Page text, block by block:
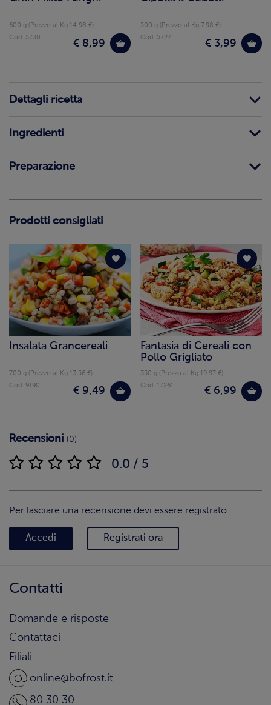
600 g (Prezzo al Kg 14.98 €)
€ 8,99
Cod. 5730
500 g (Prezzo al Kg 7.98 €)
€ 3,99
Cod. 5727
Dettagli ricetta
Ingredienti
Preparazione
Prodotti consigliati
Insalata Grancereali
700 g (Prezzo al Kg 13.56 €)
€ 9,49
Cod. 9190
Fantasia di Cereali con
Pollo Grigliato
350 g (Prezzo al Kg 19.97 €)
€ 6,99
Cod. 17261
Recensioni (0)
0.0 / 5
Per lasciare una recensione devi essere registrato
Accedi Registrati ora
Contatti
Domande e risposte
Contattaci
Filiali
online@bofrost.it
80 30 30